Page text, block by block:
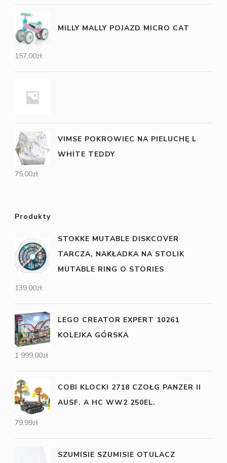
MILLY MALLY POJAZD MICRO CAT
157,00zł
VIMSE POKROWIEC NA PIELUCHĘ L
WHITE TEDDY
75,00zł
Produkty
STOKKE MUTABLE DISKCOVER
TARCZA, NAKŁADKA NA STOLIK
MUTABLE RING O STORIES
139,00zł
LEGO CREATOR EXPERT 10261
KOLEJKA GÓRSKA
1 999,00zł
COBI KLOCKI 2718 CZOŁG PANZER II
AUSF. A HC WW2 250EL.
79,99zł
SZUMISIE SZUMISIE OTULACZ